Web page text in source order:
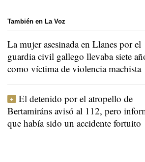
También en La Voz
La mujer asesinada en Llanes por el
guardia civil gallego llevaba siete
como víctima de violencia machista
El detenido por el atropello de
Bertamiráns avisó al 112, pero
que había sido un accidente fortuito